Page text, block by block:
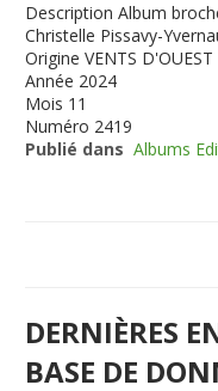
Description Album
Christelle Pissavy-
Origine VENTS D'OUEST
Année 2024
Mois 11
Numéro 2419
Publié dans Albums
DERNIÈRES
BASE DE